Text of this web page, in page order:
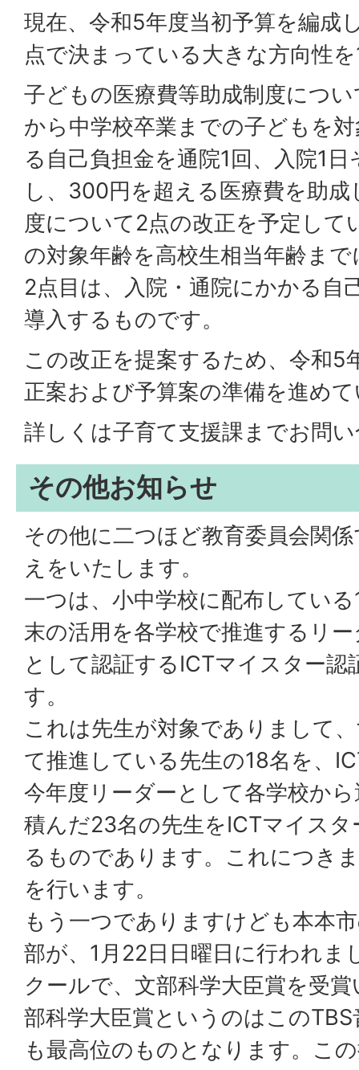
現在、令和5年度当初予算を編成
点で決まっている大きな方向性
子どもの医療費等助成制度につ
から中学校卒業までの子どもを
る自己負担金を通院1回、入院1
し、300円を超える医療費を助
度について2点の改正を予定して
の対象年齢を高校生相当年齢ま
2点目は、入院・通院にかかる自
導入するものです。
この改正を提案するため、令和5
正案および予算案の準備を進め
詳しくは子育て支援課までお問
その他お知らせ
その他に二つほど教育委員会関
えをいたします。
一つは、小中学校に配布してい
末の活用を各学校で推進するリ
として認証するICTマイスター認
す。
これは先生が対象でありまして
て推進している先生の18名を、
今年度リーダーとして各学校か
積んだ23名の先生をICTマイス
るものであります。これにつき
を行います。
もう一つでありますけども本本
部が、1月22日日曜日に行われま
クールで、文部科学大臣賞を受
部科学大臣賞というのはこの
も最高位のものとなります。こ